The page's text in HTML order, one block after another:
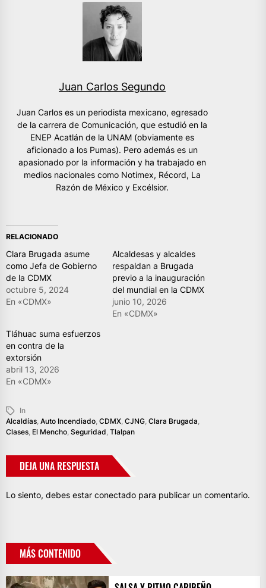
Juan Carlos Segundo
Juan Carlos es un periodista mexicano, egresado
de la carrera de Comunicación, que estudió en la
ENEP Acatlán de la UNAM (obviamente es
aficionado a los Pumas). Pero además es un
apasionado por la información y ha trabajado en
medios nacionales como Notimex, Récord, La
Razón de México y Excélsior.
RELACIONADO
Clara Brugada asume
como Jefa de Gobierno
de la CDMX
octubre 5, 2024
En «CDMX»
Alcaldesas y alcaldes
respaldan a Brugada
previo a la inauguración
del mundial en la CDMX
junio 10, 2026
En «CDMX»
Tláhuac suma esfuerzos
en contra de la
extorsión
abril 13, 2026
En «CDMX»
In
Alcaldías Auto Incendiado CDMX CJNG Clara Brugada
Clases El Mencho Seguridad Tlalpan
DEJA UNA RESPUESTA
Lo siento, debes estar conectado para publicar un comentario.
MÁS CONTENIDO